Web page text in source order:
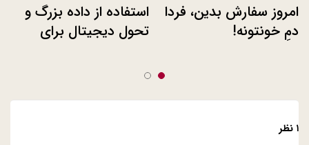
استفاده از داده بزرگ و
تحول دیجیتال برای
امروز سفارش بدین، فردا
دمِ خونتونه!
۱ نظر